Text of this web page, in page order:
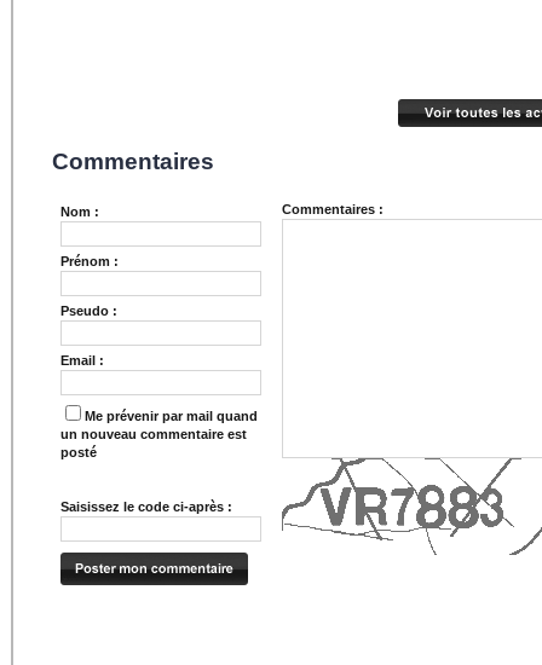
Commentaires
Nom :
Prénom :
Pseudo :
Email :
Me prévenir par mail quand
un nouveau commentaire est
posté
Saisissez le code ci-après :
Commentaires :